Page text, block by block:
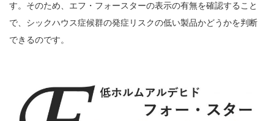
す。そのため、エフ・フォースターの表示の有無を確認すること
で、シックハウス症候群の発症リスクの低い製品かどうかを判断
できるのです。